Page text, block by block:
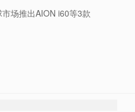
场推出AION i60等3款